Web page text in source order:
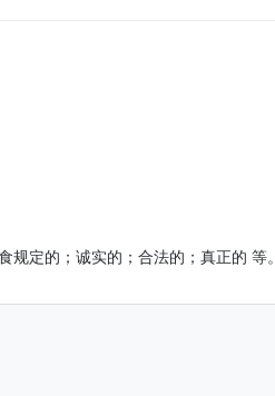
定的；诚实的；合法的；真正的 等。